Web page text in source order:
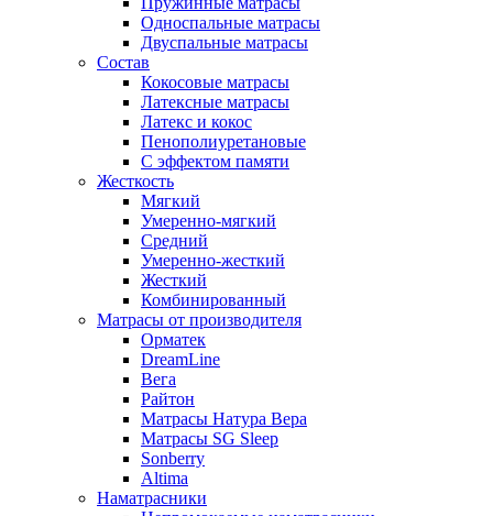
Односпальные матрасы
Двуспальные матрасы
Состав
Кокосовые матрасы
Латексные матрасы
Латекс и кокос
Пенополиуретановые
С эффектом памяти
Жесткость
Мягкий
Умеренно-мягкий
Средний
Умеренно-жесткий
Жесткий
Комбинированный
Матрасы от производителя
Орматек
DreamLine
Вега
Райтон
Матрасы Натура Вера
Матрасы SG Sleep
Sonberry
Altima
Наматрасники